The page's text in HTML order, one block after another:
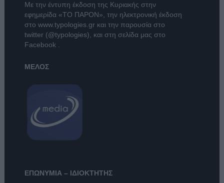
Με την έντυπη έκδοση της Κυριακής στην
εφημερίδα «ΤΟ ΠΑΡΟΝ» , την ηλεκτρονική έκδοση
στο www.typologies.grκαι την παρουσία στο
twitter (@typologies) , και στη σελίδα μας στο
Facebook
ΜΕΛΟΣ
ΕΠΩΝΥΜΙΑ – ΙΔΙΟΚΤΗΤΗΣ